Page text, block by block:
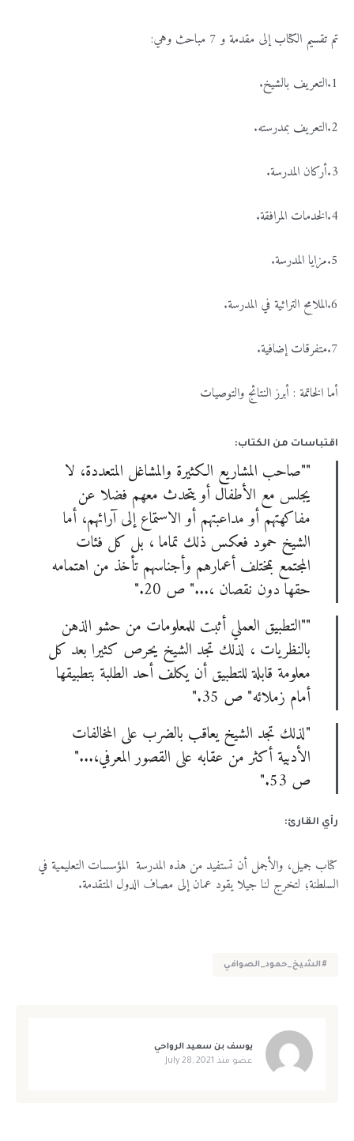
تم تقسيم الكتاب إلى مقدمة و 7 مباحث وهي:
1.التعريف بالشيخ.
2.التعريف بمدرسته.
3.أركان المدرسة.
4.الخدمات المرافقة.
5.مزايا المدرسة.
6.الملامح التراثية في المدرسة.
7.متفرقات إضافية.
أما الخاتمة : أبرز النتائج والتوصيات
اقتباسات من الكتاب:
""صاحب المشاريع الكثيرة والمشاغل المتعددة، لا
يجلس مع الأطفال أو يتحدث معهم فضلا عن
مفاكهتهم أو مداعبتهم أو الاستماع إلى آرائهم، أما
الشيخ حمود فعكس ذلك تماما ، بل كل فئات
المجتمع بمختلف أعمارهم وأجناسهم تأخذ من اهتمامه
حقها دون نقصان ،..." ص 20."
""التطبيق العملي أثبت للمعلومات من حشو الذهن
بالنظريات ، لذلك تجد الشيخ يحرص كثيرا بعد كل
معلومة قابلة للتطبيق أن يكلف أحد الطلبة بتطبيقها
أمام زملائه" ص 35."
"لذلك تجد الشيخ يعاقب بالضرب على المخالفات
الأدبية أكثر من عقابه على القصور المعرفي،..."
ص 53."
رأي القارئ:
كتاب جميل، والأجمل أن تستفيد من هذه المدرسة المؤسسات التعليمية في
السلطنة؛ لتخرج لنا جيلا يقود عمان إلى مصاف الدول المتقدمة.
#الشيخ_حمود_الصوافي
يوسف بن سعيد الرواحي
عضو منذ July 28, 2021